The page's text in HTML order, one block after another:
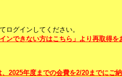
ログインしてください。
ンできない方はこちら」より再取得を
2025年度までの会費を2/20までにご納